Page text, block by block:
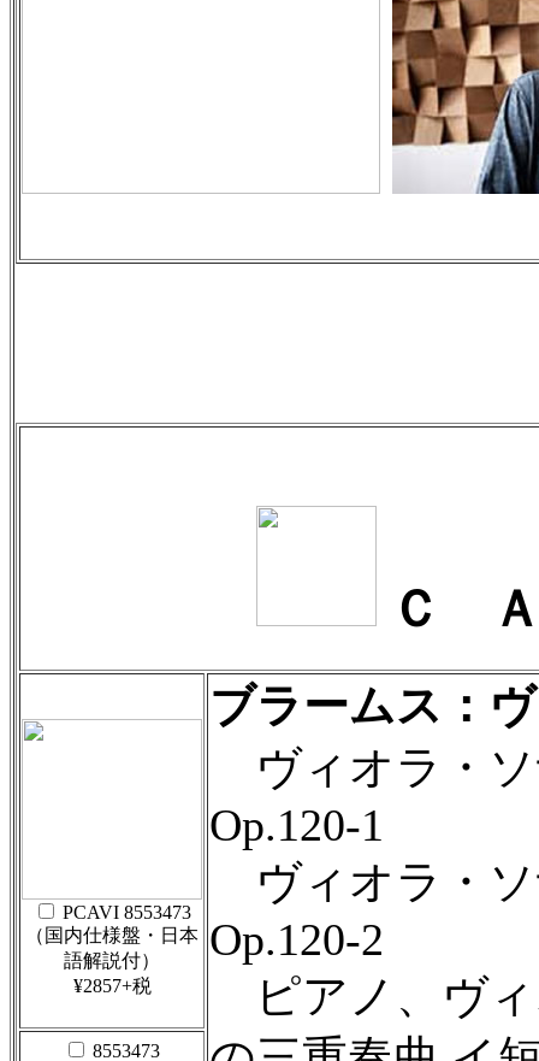
Ｃ Ａ
PCAVI 8553473
（国内仕様盤・日本
語解説付）
¥2857+税
ブラームス：
ヴィオラ・ソ
Op.120-1
ヴィオラ・ソ
Op.120-2
ピアノ、ヴ
8553473